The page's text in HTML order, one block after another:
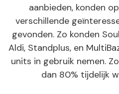
aanbieden, konden
verschillende
gevonden. Zo konden
Aldi, Standplus, en
units in gebruik nemen.
dan 80% tijdelijk